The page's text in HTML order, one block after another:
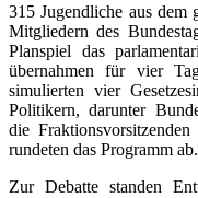
315 Jugendliche aus dem
Mitgliedern des
Planspiel das
übernahmen für vier
simulierten vier
Politikern, darunter
die
rundeten das Programm ab.
Zur Debatte standen